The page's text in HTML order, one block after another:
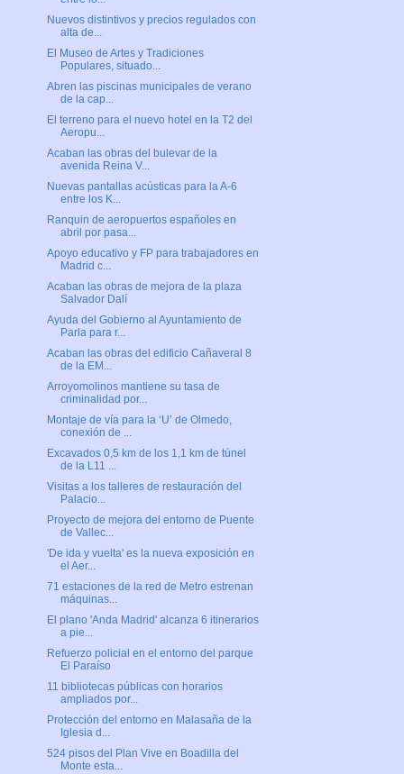
Nuevos distintivos y precios regulados con
alta de...
El Museo de Artes y Tradiciones
Populares, situado...
Abren las piscinas municipales de verano
de la cap...
El terreno para el nuevo hotel en la T2 del
Aeropu...
Acaban las obras del bulevar de la
avenida Reina V...
Nuevas pantallas acústicas para la A-6
entre los K...
Ranquin de aeropuertos españoles en
abril por pasa...
Apoyo educativo y FP para trabajadores en
Madrid c...
Acaban las obras de mejora de la plaza
Salvador Dalí
Ayuda del Gobierno al Ayuntamiento de
Parla para r...
Acaban las obras del edificio Cañaveral 8
de la EM...
Arroyomolinos mantiene su tasa de
criminalidad por...
Montaje de vía para la ‘U’ de Olmedo,
conexión de ...
Excavados 0,5 km de los 1,1 km de túnel
de la L11 ...
Visitas a los talleres de restauración del
Palacio...
Proyecto de mejora del entorno de Puente
de Vallec...
'De ida y vuelta' es la nueva exposición en
el Aer...
71 estaciones de la red de Metro estrenan
máquinas...
El plano 'Anda Madrid' alcanza 6 itinerarios
a pie...
Refuerzo policial en el entorno del parque
El Paraíso
11 bibliotecas públicas con horarios
ampliados por...
Protección del entorno en Malasaña de la
Iglesia d...
524 pisos del Plan Vive en Boadilla del
Monte esta...